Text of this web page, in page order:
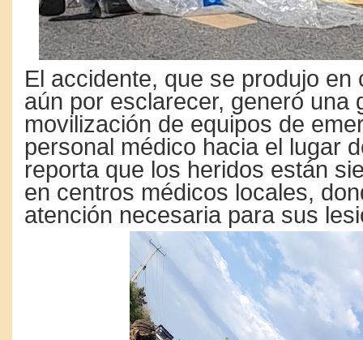
El accidente, que se produjo en
aún por esclarecer, generó una
movilización de equipos de
personal médico hacia el lugar
reporta que los heridos están
en centros médicos locales,
atención necesaria para sus